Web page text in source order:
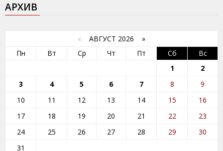
АРХИВ
« АВГУСТ 2026 »
Пн
Вт Ср Чт Пт Сб
Вс
1
2
3
4 5 6 7 8
9
10
11 12 13 14 15
16
17
18 19 20 21 22
23
24
25 26 27 28 29
30
31